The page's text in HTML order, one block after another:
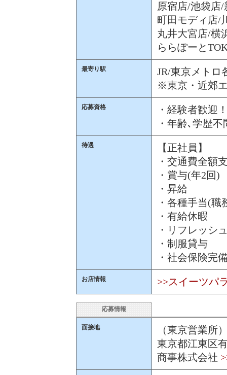
原宿店/池袋店
町田モディ店/
丸井大宮店/横
ららぽーと
最寄り駅
JR/東京メトロ
※東京・近郊
応募資格
・経験者歓迎
・年齢､学歴不
待遇
【正社員】
・交通費全額
・賞与(年2回)
・昇給
・各種手当(職
・有給休暇
・リフレッシ
・制服貸与
・社会保険完
お店情報 >>スイーツパ
応募情報
面接地
（東京営業所
東京都江東区
商事株式会社